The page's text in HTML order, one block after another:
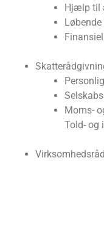
Hjælp til
Moms-
Told- og